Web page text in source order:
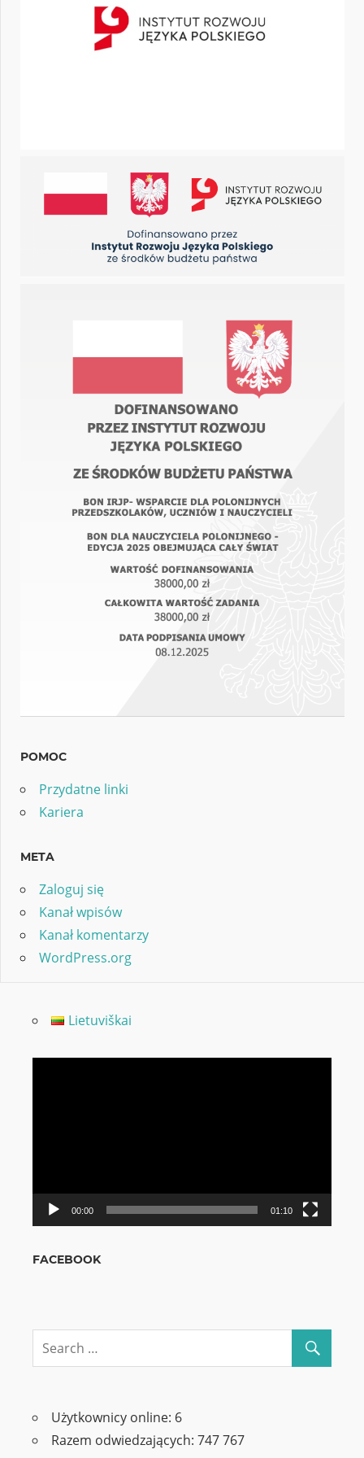
POMOC
Przydatne linki
Kariera
META
Zaloguj się
Kanał wpisów
Kanał komentarzy
WordPress.org
Lietuviškai
00:00 01:10
FACEBOOK
Użytkownicy online: 6
Razem odwiedzających: 747 767